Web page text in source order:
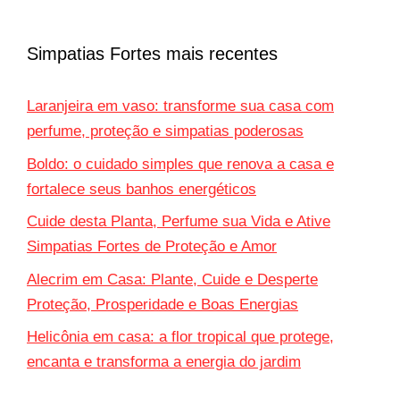
Simpatias Fortes mais recentes
Laranjeira em vaso: transforme sua casa com
perfume, proteção e simpatias poderosas
Boldo: o cuidado simples que renova a casa e
fortalece seus banhos energéticos
Cuide desta Planta, Perfume sua Vida e Ative
Simpatias Fortes de Proteção e Amor
Alecrim em Casa: Plante, Cuide e Desperte
Proteção, Prosperidade e Boas Energias
Helicônia em casa: a flor tropical que protege,
encanta e transforma a energia do jardim